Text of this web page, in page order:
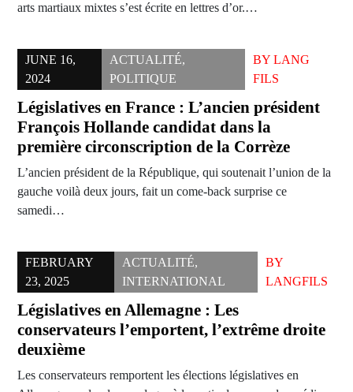
arts martiaux mixtes s’est écrite en lettres d’or.…
JUNE 16,
2024
ACTUALITÉ,
POLITIQUE
BY LANG
FILS
Législatives en France : L’ancien président
François Hollande candidat dans la
première circonscription de la Corrèze
L’ancien président de la République, qui soutenait l’union de la
gauche voilà deux jours, fait un come-back surprise ce
samedi…
FEBRUARY
23, 2025
ACTUALITÉ,
INTERNATIONAL
BY
LANGFILS
Législatives en Allemagne : Les
conservateurs l’emportent, l’extrême droite
deuxième
Les conservateurs remportent les élections législatives en